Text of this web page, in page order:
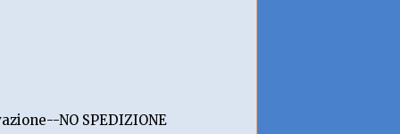
NO SPEDIZIONE